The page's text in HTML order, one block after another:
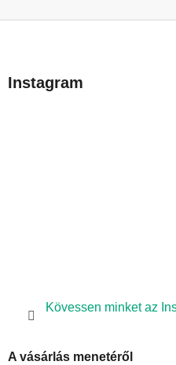
bInstagram
Kövessen minket az
A vásárlás menetéről